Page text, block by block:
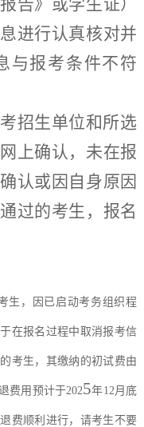
进行认真核对并
与报考条件不符
招生单位和所选
上确认，未在报
认或因自身原因
过的考生，报名
生，因已启动考务组织程
在报名过程中取消报考信
考生，其缴纳的初试费由
费用预计于2025年12月底
费顺利进行，请考生不要